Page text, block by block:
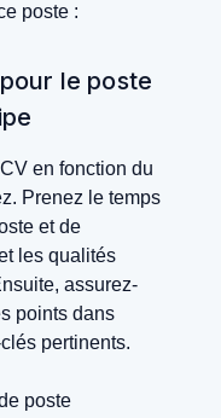
poste :
le poste
en fonction du
Prenez le temps
et de
les qualités
assurez-
points dans
pertinents.
poste